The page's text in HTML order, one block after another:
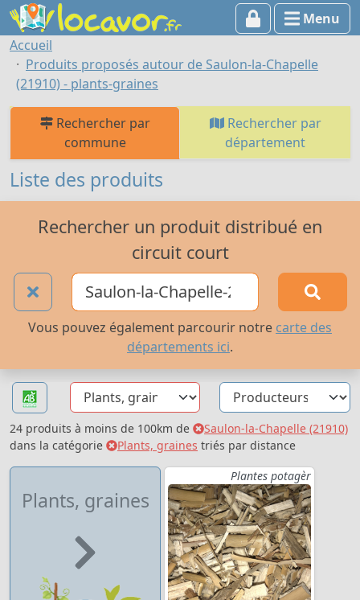
Menu
Accueil
Produits proposés autour de Saulon-la-Chapelle
(21910) - plants-graines
Rechercher par
commune
Rechercher par
département
Liste des produits
Rechercher un produit distribué en
circuit court
Vous pouvez également parcourir notre carte des
départements ici.
24 produits à moins de 100km de
Saulon-la-Chapelle (21910)
dans la catégorie
Plants, graines triés par distance
Plants, graines
Plantes potagèr